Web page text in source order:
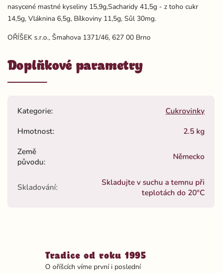
Tradice od roku 1995
O oříšcích víme první i poslední
nasycené mastné kyseliny 15,9g,Sacharidy 41,5g - z toho cukr
14,5g, Vláknina 6,5g, Bílkoviny 11,5g, Sůl 30mg.
OŘÍŠEK s.r.o., Šmahova 1371/46, 627 00 Brno
Doplňkové parametry
Kategorie:
Cukrovinky
Hmotnost:
2.5 kg
Země
původu:
Německo
Skladování:
Skladujte v suchu a temnu při
teplotách do 20°C